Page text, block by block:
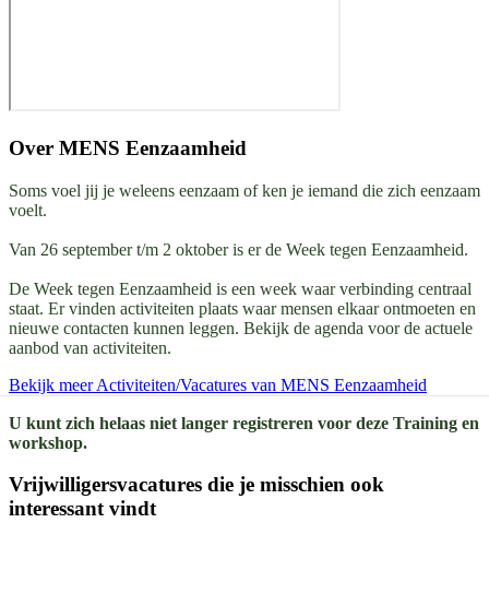
Over MENS Eenzaamheid
Soms voel jij je weleens eenzaam of ken je iemand die zich eenzaam
voelt.
Van 26 september t/m 2 oktober is er de Week tegen Eenzaamheid.
De Week tegen Eenzaamheid is een week waar verbinding centraal
staat. Er vinden activiteiten plaats waar mensen elkaar ontmoeten en
nieuwe contacten kunnen leggen. Bekijk de agenda voor de actuele
aanbod van activiteiten.
Bekijk meer Activiteiten/Vacatures van MENS Eenzaamheid
U kunt zich helaas niet langer registreren voor deze Training en
workshop.
Vrijwilligersvacatures die je misschien ook
interessant vindt